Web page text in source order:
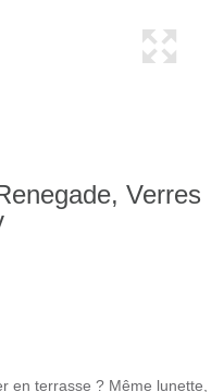
Verres
en terrasse ? Même lunette,